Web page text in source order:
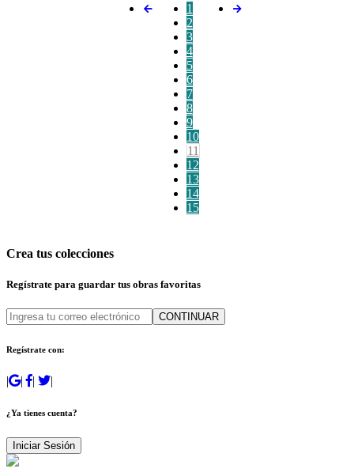
1
2
3
4
5
6
7
8
9
10
11
12
13
14
15
Crea tus colecciones
Regístrate para guardar tus obras favoritas
CONTINUAR
Regístrate con:
| | | |
¿Ya tienes cuenta?
Iniciar Sesión